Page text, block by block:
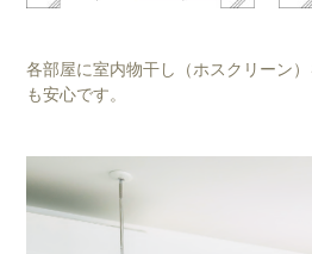
各部屋に室内物干し（ホスクリーン
も安心です。